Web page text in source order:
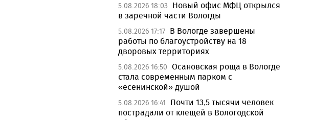
5.08.2026 18:03
Новый офис МФЦ открылся
в заречной части Вологды
5.08.2026 17:17 В Вологде завершены
работы по благоустройству на 18
дворовых территориях
5.08.2026 16:50 Осановская роща в Вологде
стала современным парком с
«есенинской» душой
5.08.2026 16:41
Почти 13,5 тысячи человек
пострадали от клещей в Вологодской